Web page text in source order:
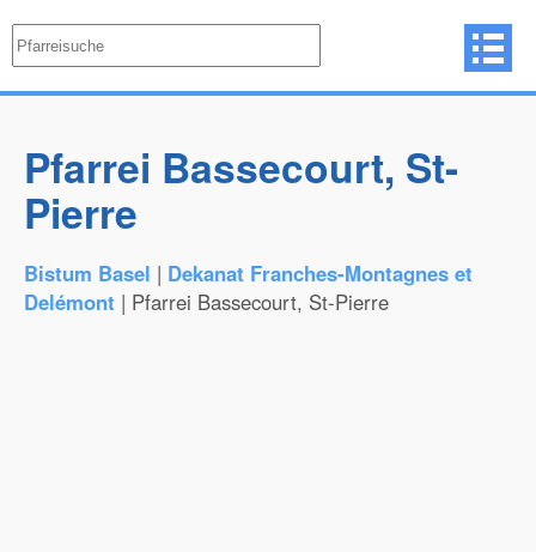
Pfarrei Bassecourt, St-
Pierre
Bistum Basel | Dekanat Franches-Montagnes et
Delémont | Pfarrei Bassecourt, St-Pierre